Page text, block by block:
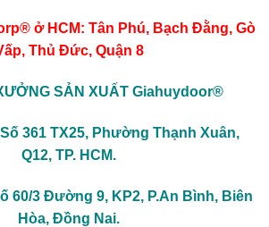
ở HCM: Tân Phú, Bạch Đằng, Gò
Thủ Đức, Quận 8
SẢN XUẤT Giahuydoor®
361 TX25, Phường Thạnh Xuân,
Q12, TP. HCM.
60/3 Đường 9, KP2, P.An Bình, Biên
Hòa, Đồng Nai.